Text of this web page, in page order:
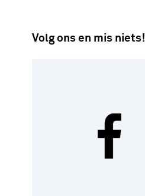
Volg ons en mis niets!